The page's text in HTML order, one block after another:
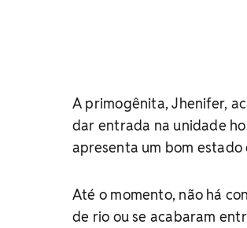
A primogênita, Jhenifer,
dar entrada na unidade
apresenta um bom estado
Até o momento, não há
de rio ou se acabaram